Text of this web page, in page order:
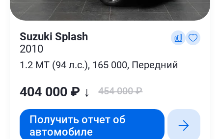
Suzuki Splash
2010
1.2 MT (94 л.с.), 165 000, Передний
404 000 ₽ ↓ 454 000 ₽
Получить отчет об
автомобиле